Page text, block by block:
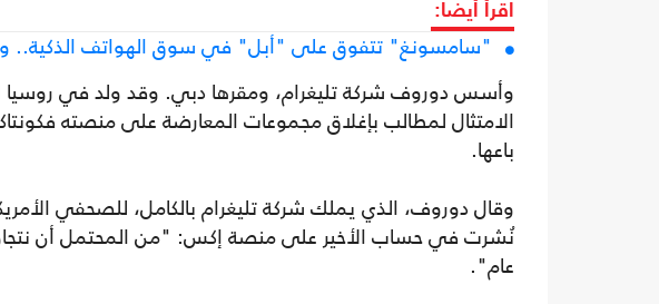
اقرأ أيضا:
"سامسونغ" تتفوق على "أبل" في سوق الهواتف الذكية..
الامتثال لمطالب بإغلاق مجموعات المعارضة على منصته
باعها.
وقال دوروف، الذي يملك شركة تليغرام بالكامل، للصحفي
نُشرت في حساب الأخير على منصة إكس: "من المحتمل أن
عام".